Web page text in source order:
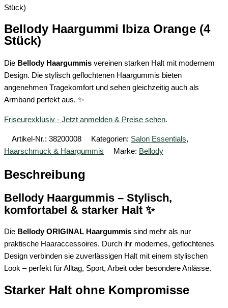
Stück)
Bellody Haargummi Ibiza Orange (4
Stück)
Die Bellody Haargummis vereinen starken Halt mit modernem
Design. Die stylisch geflochtenen Haargummis bieten
angenehmen Tragekomfort und sehen gleichzeitig auch als
Armband perfekt aus. ✨
Friseurexklusiv - Jetzt anmelden & Preise sehen.
Artikel-Nr.: 38200008 Kategorien: Salon Essentials,
Haarschmuck & Haargummis
Marke: Bellody
Beschreibung
Bellody Haargummis – Stylisch,
komfortabel & starker Halt ✨
Die Bellody ORIGINAL Haargummis sind mehr als nur
praktische Haaraccessoires. Durch ihr modernes, geflochtenes
Design verbinden sie zuverlässigen Halt mit einem stylischen
Look – perfekt für Alltag, Sport, Arbeit oder besondere Anlässe.
Starker Halt ohne Kompromisse